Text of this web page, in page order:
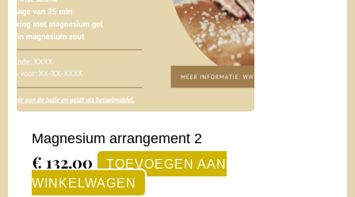
Magnesium arrangement 2
€ 132,00
TOEVOEGEN AAN
WINKELWAGEN